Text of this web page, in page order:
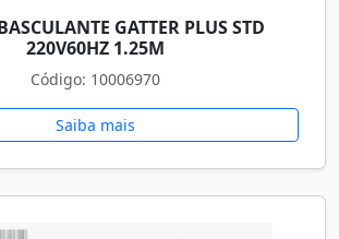
GATTER PLUS STD
220V60HZ 1.25M
Código: 10006970
Saiba mais